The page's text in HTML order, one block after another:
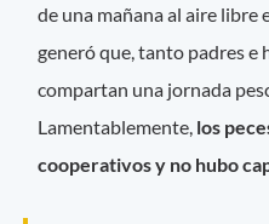
de una mañana al aire
generó que, tanto padres e
compartan una jornada
Lamentablemente, los
cooperativos y no hubo